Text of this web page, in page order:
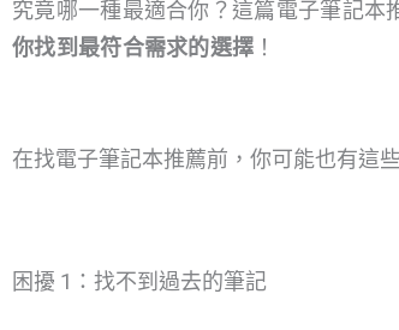
究竟哪一種最適合你？這篇電子筆記本
你找到最符合需求的選擇 ！
在找電子筆記本推薦前，你可能也有這
困擾 1：找不到過去的筆記